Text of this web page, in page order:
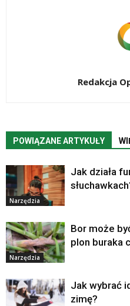
Redakcja
POWIĄZANE ARTYKUŁY
Narzędzia
Jak działa
Narzędzia
Bor może
plon buraka
Jak wybrać
zimę?